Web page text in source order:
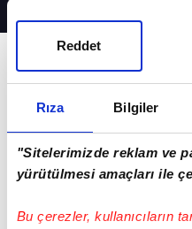
Rıza Bilgiler
"Sitelerimizde reklam ve
yürütülmesi amaçları ile
Bu çerezler, kullanıcıların
Reddet
"Formayı yırta